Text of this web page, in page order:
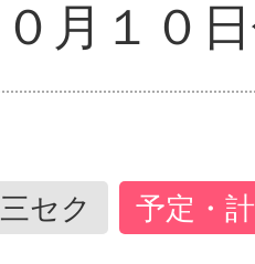
月１０
セク 予定・